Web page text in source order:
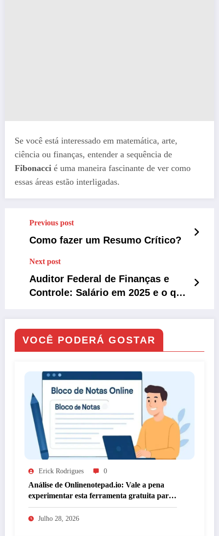
Se você está interessado em matemática, arte,
ciência ou finanças, entender a sequência de
Fibonacci é uma maneira fascinante de ver como
essas áreas estão interligadas.
Previous post
Como fazer um Resumo Crítico?
Next post
Auditor Federal de Finanças e
Controle: Salário em 2025 e o que
VOCÊ PODERÁ GOSTAR
Erick Rodrigues 0
Análise de Onlinenotepad.io: Vale a pena
experimentar esta ferramenta gratuita para
anotações?
Julho 28, 2026